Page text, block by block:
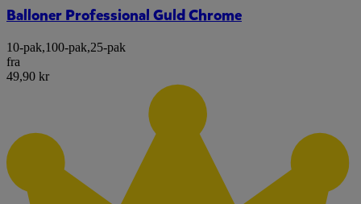
Balloner Professional Guld Chrome
10-pak,100-pak,25-pak
fra
49,90 kr